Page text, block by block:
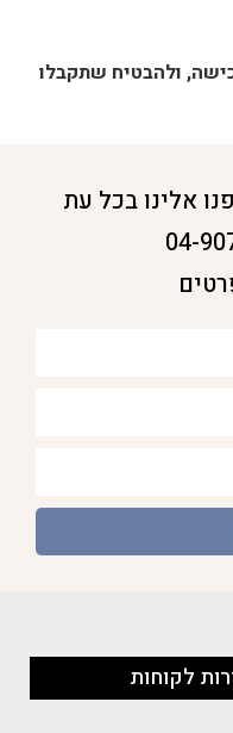
ולהבטיח שתקבלו
אלינו בכל עת
לקוחות